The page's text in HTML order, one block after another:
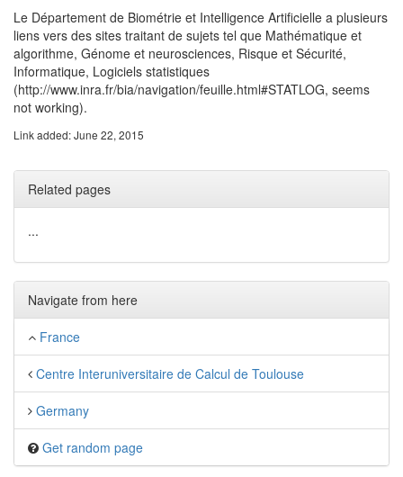
Le Département de Biométrie et Intelligence Artificielle a plusieurs
liens vers des sites traitant de sujets tel que Mathématique et
algorithme, Génome et neurosciences, Risque et Sécurité,
Informatique, Logiciels statistiques
(http://www.inra.fr/bia/navigation/feuille.html#STATLOG, seems
not working).
Link added: June 22, 2015
Related pages
...
Navigate from here
France
Centre Interuniversitaire de Calcul de Toulouse
Germany
Get random page